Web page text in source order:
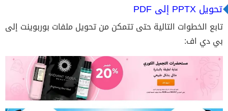
تحويل PPTX إلى PDF
تابع الخطوات التالية حتى تتمكن من تحويل ملفات بوربوينت إلى
بي دي اف: